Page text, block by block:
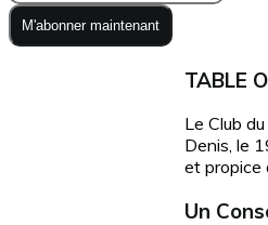
M'abonner maintenant
TABLE
Le Club
Denis, le
et propice
Un